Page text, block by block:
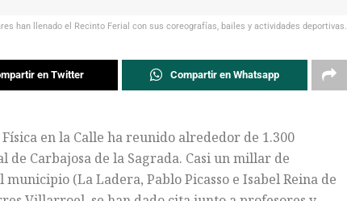
han llenado el Recinto Ferial con sus coreografías, bailes y actividades deportivas.
en Twitter Compartir en Whatsapp
en la Calle ha reunido alrededor de 1.300
de Carbajosa de la Sagrada. Casi un millar de
(La Ladera, Pablo Picasso e Isabel Reina de